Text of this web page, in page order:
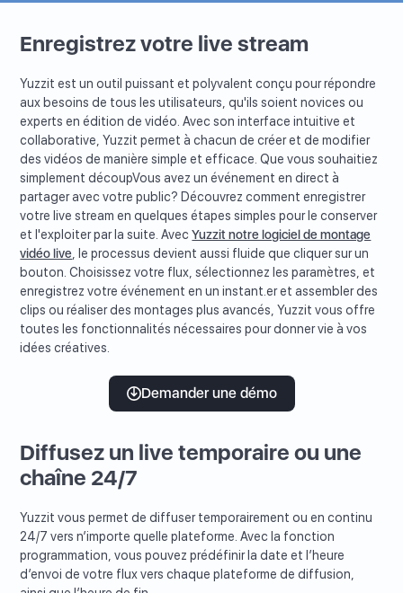
Enregistrez votre live stream
Yuzzit est un outil puissant et polyvalent conçu pour répondre
aux besoins de tous les utilisateurs, qu'ils soient novices ou
experts en édition de vidéo. Avec son interface intuitive et
collaborative, Yuzzit permet à chacun de créer et de modifier
des vidéos de manière simple et efficace. Que vous souhaitiez
simplement découpVous avez un événement en direct à
partager avec votre public? Découvrez comment enregistrer
votre live stream en quelques étapes simples pour le conserver
et l'exploiter par la suite. AvecYuzzit notre logiciel de montage
vidéo live, le processus devient aussi fluide que cliquer sur un
bouton. Choisissez votre flux, sélectionnez les paramètres, et
enregistrez votre événement en un instant.er et assembler des
clips ou réaliser des montages plus avancés, Yuzzit vous offre
toutes les fonctionnalités nécessaires pour donner vie à vos
idées créatives.
Demander une démo
Diffusez un live temporaire ou une
chaîne 24/7
Yuzzit vous permet de diffuser temporairement ou en continu
24/7 vers n’importe quelle plateforme. Avec la fonction
programmation, vous pouvez prédéfinir la date et l’heure
d’envoi de votre flux vers chaque plateforme de diffusion,